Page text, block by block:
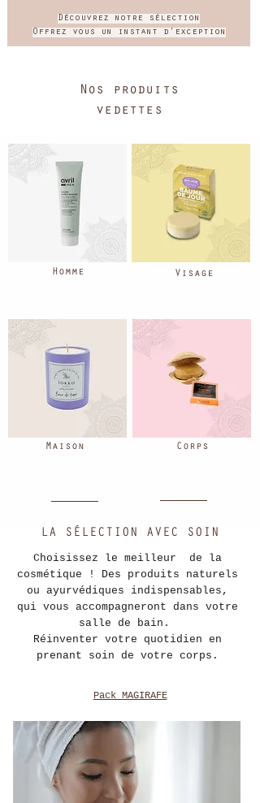
Découvrez notre sélection
Offrez vous un instant d'exception
Nos produits
vedettes
Homme Visage
Maison Corps
LA SÉLECTION AVEC SOIN
Choisissez le meilleur de la
cosmétique ! Des produits naturels
ou ayurvédiques indispensables,
qui vous accompagneront dans votre
salle de bain.
Réinventer votre quotidien en
prenant soin de votre corps.
Pack MAGIRAFE